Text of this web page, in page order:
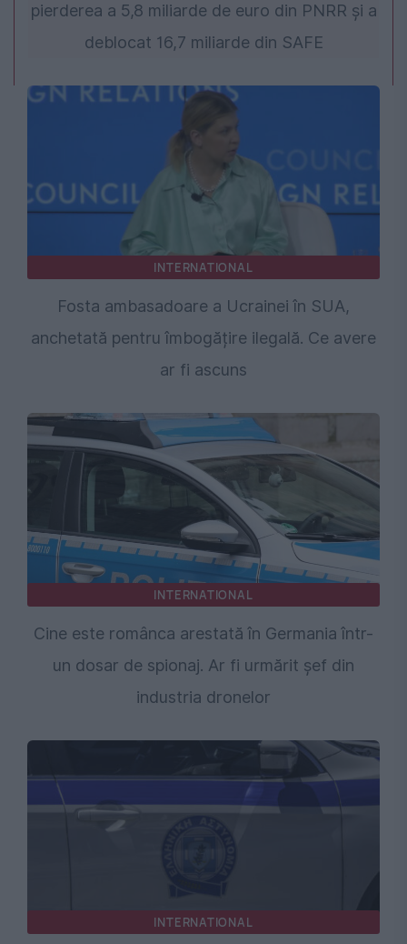
pierderea a 5,8 miliarde de euro din PNRR și a
deblocat 16,7 miliarde din SAFE
INTERNATIONAL
Fosta ambasadoare a Ucrainei în SUA,
anchetată pentru îmbogățire ilegală. Ce avere
ar fi ascuns
INTERNATIONAL
Cine este românca arestată în Germania într-
un dosar de spionaj. Ar fi urmărit șef din
industria dronelor
INTERNATIONAL